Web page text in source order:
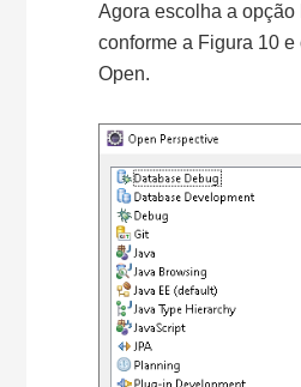
Agora escolha a opção
conforme a Figura 10
Open.